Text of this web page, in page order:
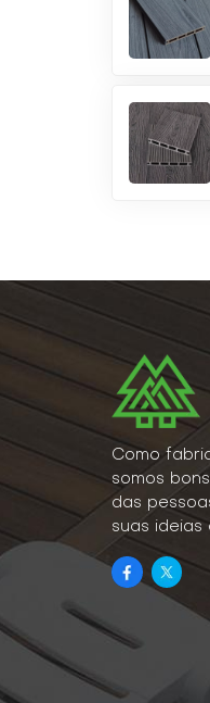
Como
somos
das
suas ideias
um estilo de